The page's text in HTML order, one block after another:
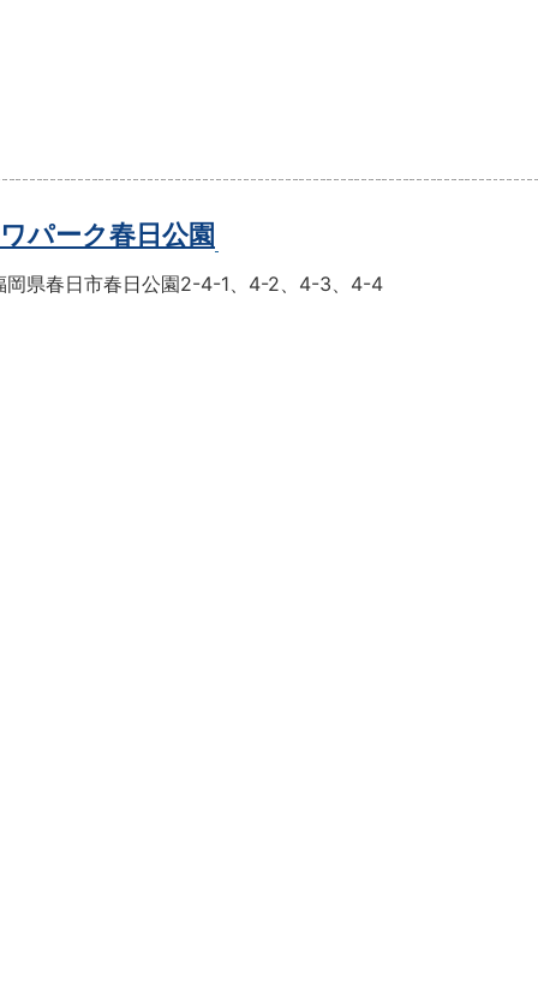
パーク春日公園
岡県春日市春日公園2-4-1、4-2、4-3、4-4